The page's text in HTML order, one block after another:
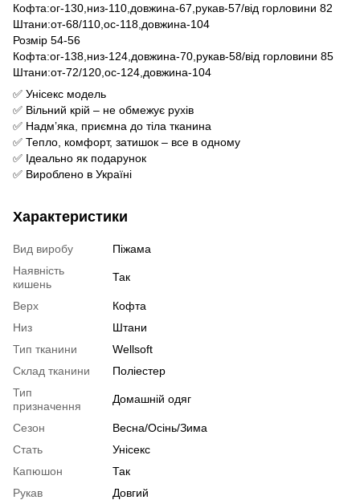
Кофта:ог-130,низ-110,довжина-67,рукав-57/від горловини 82
Штани:от-68/110,ос-118,довжина-104
Розмір 54-56
Кофта:ог-138,низ-124,довжина-70,рукав-58/від горловини 85
Штани:от-72/120,ос-124,довжина-104
✅ Унісекс модель
✅ Вільний крій – не обмежує рухів
✅ Надм’яка, приємна до тіла тканина
✅ Тепло, комфорт, затишок – все в одному
✅ Ідеально як подарунок
✅ Вироблено в Україні
Характеристики
Вид виробу
Піжама
Наявність
кишень
Так
Верх
Кофта
Низ
Штани
Тип тканини
Wellsoft
Склад тканини
Поліестер
Тип
призначення
Домашній одяг
Сезон
Весна/Осінь/Зима
Стать
Унісекс
Капюшон
Так
Рукав
Довгий